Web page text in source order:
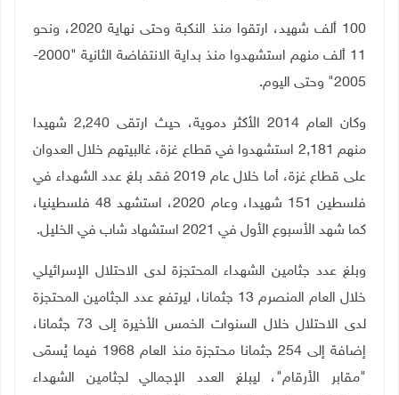
100
ألف شهيد، ارتقوا منذ النكبة وحتى نهاية 2020، ونحو
11 ألف منهم استشهدوا منذ بداية الانتفاضة الثانية "2000-
2005" وحتى اليوم
.
وكان العام 2014 الأكثر دموية، حيث ارتقى 2,240 شهيدا
منهم 2,181 استشهدوا في قطاع غزة، غالبيتهم خلال العدوان
على قطاع غزة، أما خلال عام 2019 فقد بلغ عدد الشهداء في
فلسطين 151 شهيدا، وعام 2020، استشهد 48 فلسطينيا،
كما شهد الأسبوع الأول في 2021 استشهاد شاب في الخليل
.
وبلغ عدد جثامين الشهداء المحتجزة لدى الاحتلال الإسرائيلي
خلال العام المنصرم 13 جثمانا، ليرتفع عدد الجثامين المحتجزة
لدى الاحتلال خلال السنوات الخمس الأخيرة إلى 73 جثمانا،
إضافة إلى 254 جثمانا محتجزة منذ العام 1968 فيما يُسمّى
"مقابر الأرقام"، ليبلغ العدد الإجمالي لجثامين الشهداء